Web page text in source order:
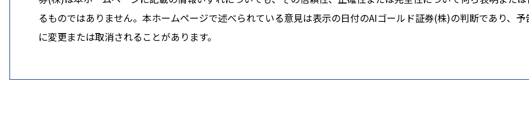
るものではありません。本ホームページで述べられている意見は表示の日付のAIゴールド証券(株)の判断であり、予
に変更または取消されることがあります。